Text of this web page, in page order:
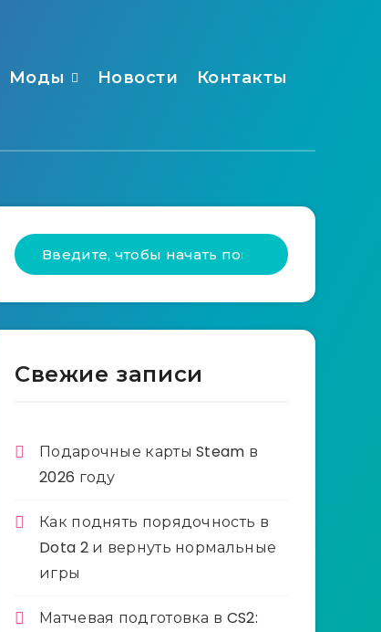
Моды Новости Контакты
Свежие записи
Подарочные карты Steam в
2026 году
Как поднять порядочность в
Dota 2 и вернуть нормальные
игры
Матчевая подготовка в CS2: